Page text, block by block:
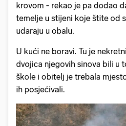
krovom - rekao je pa dodao
temelje u stijeni koje štite od
udaraju u obalu.
U kući ne boravi. Tu je
dvojica njegovih sinova bili u
škole i obitelj je trebala
ih posjećivali.